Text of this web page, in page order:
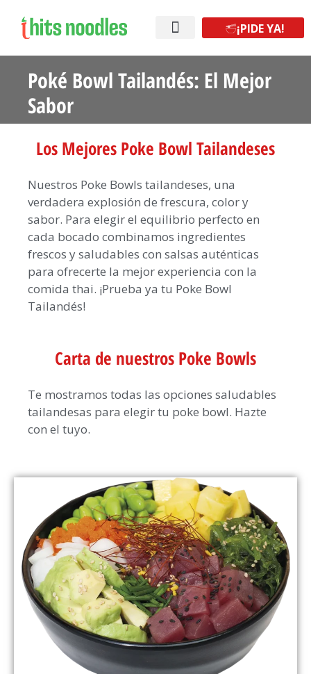
¡PIDE YA!
Poké Bowl Tailandés: El Mejor
Sabor
Los Mejores Poke Bowl Tailandeses
Nuestros Poke Bowls tailandeses, una
verdadera explosión de frescura, color y
sabor. Para elegir el equilibrio perfecto en
cada bocado combinamos ingredientes
frescos y saludables con salsas auténticas
para ofrecerte la mejor experiencia con la
comida thai. ¡Prueba ya tu Poke Bowl
Tailandés!
Carta de nuestros Poke Bowls
Te mostramos todas las opciones saludables
tailandesas para elegir tu poke bowl. Hazte
con el tuyo.